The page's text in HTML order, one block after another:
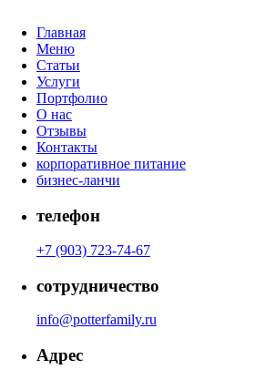
Главная
Меню
Статьи
Услуги
Портфолио
О нас
Отзывы
Контакты
корпоративное питание
бизнес-ланчи
телефон
+7 (903) 723-74-67
сотрудничество
info@potterfamily.ru
Адрес